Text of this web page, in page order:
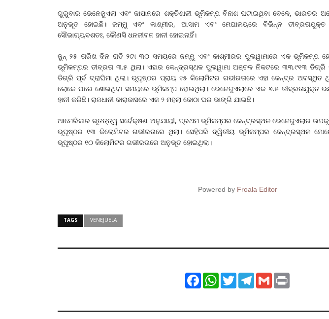
ଗୁରୁବାର ଭେନେଜୁଏଲା ଏବଂ ଜାପାନରେ ଶକ୍ତିଶାଳୀ ଭୂମିକମ୍ପ ବିନାଶ ଘଟାଇଥିବା ବେଳେ,
ଅନୁଭୂତ ହୋଇଛି। ଜମ୍ମୁ ଏବଂ କାଶ୍ମୀର, ଆସାମ ଏବଂ ମେଘାଳୟରେ ବିଭିନ୍ନ ତୀବ୍ରତାଯୁକ୍ତ
ସୌଭାଗ୍ୟବଶତଃ, କୌଣସି ଧନଜୀବନ ହାନୀ ହୋଇନାହିଁ।
ଜୁନ୍ ୨୫ ତାରିଖ ଦିନ ରାତି ୨ଟା ୩୦ ସମୟରେ ଜମ୍ମୁ ଏବଂ କାଶ୍ମୀରର ପୁଲୱାମାରେ ଏକ ଭୂମିକମ୍ପ
ଭୂମିକମ୍ପର ତୀବ୍ରତା ୩.୫ ଥିଲା। ଏହାର କେନ୍ଦ୍ରସ୍ଥଳ ପୁଲୱାମା ଅଞ୍ଚଳ ନିକଟରେ ୩୩.୯୧୩ ଡିଗ୍ରି
ଡିଗ୍ରି ପୂର୍ବ ଦ୍ରାଘିମା ଥିଲା। ଭୂପୃଷ୍ଠର ପ୍ରାୟ ୧୫ କିଲୋମିଟର ଗଭୀରତାରେ ଏହା କେନ୍ଦ୍ର ଅବସ୍ଥିତ
ଲୋକେ ଘରେ ଶୋଇଥିବା ସମୟରେ ଭୂମିକମ୍ପ ହୋଇଥିଲା। ଭେନେଜୁଏଲାରେ ଏକ ୭.୫
ହାନୀ କରିଛି। ରାଜଧାନୀ କାରାକାସରେ ଏକ ୨ ମହଲା କୋଠା ଘର ଭାଙ୍ଗି ଯାଇଛି।
ଆମେରିକାର ଭୂତତ୍ତ୍ୱ ସର୍ବେକ୍ଷଣ ଅନୁଯାୟୀ, ପ୍ରଥମ ଭୂମିକମ୍ପର କେନ୍ଦ୍ରସ୍ଥଳ ଭେନେଜୁଏଲାର
ଭୂପୃଷ୍ଠର ୧୩ କିଲୋମିଟର ଗଭୀରତାରେ ଥିଲା। ସେହିପରି ଦ୍ୱିତୀୟ ଭୂମିକମ୍ପର କେନ୍ଦ୍ରସ୍ଥଳ
ଭୂପୃଷ୍ଠର ୧୦ କିଲୋମିଟର ଗଭୀରତାରେ ଅନୁଭୂତ ହୋଇଥିଲା।
Powered by Froala Editor
TAGS VENEJUELA
FacebookWhatsApp
TwitterTelegram
Gmail